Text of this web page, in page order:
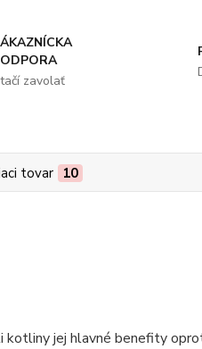
zavolať
tovar 10
jej hlavné benefity